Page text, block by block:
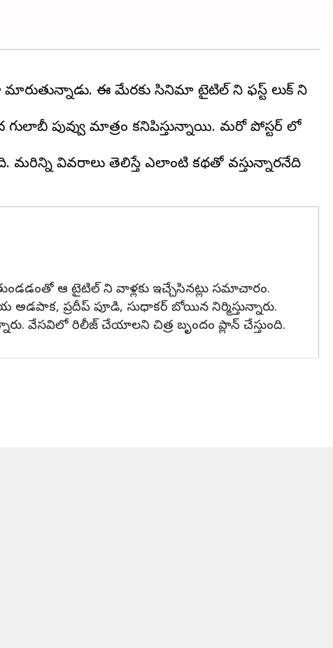
ఈ మేరకు సినిమా టైటిల్ ని ఫస్ట్ లుక్ ని
గులాబీ పువ్వు మాత్రం కనిపిస్తున్నాయి. మరో పోస్టర్ లో
మరిన్ని వివరాలు తెలిస్తే ఎలాంటి కథతో వస్తున్నారనేది
ఆ టైటిల్ ని వాళ్లకు ఇచ్చేసినట్లు సమాచారం.
ప్రదీప్ పూడి, సుధాకర్ బోయిన నిర్మిస్తున్నారు.
వేసవిలో రిలీజ్ చేయాలని చిత్ర బృందం ప్లాన్ చేస్తుంది.